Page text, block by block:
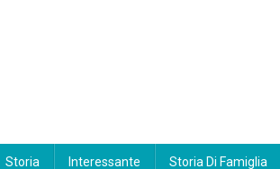
Storia Interessante Storia Di Famiglia